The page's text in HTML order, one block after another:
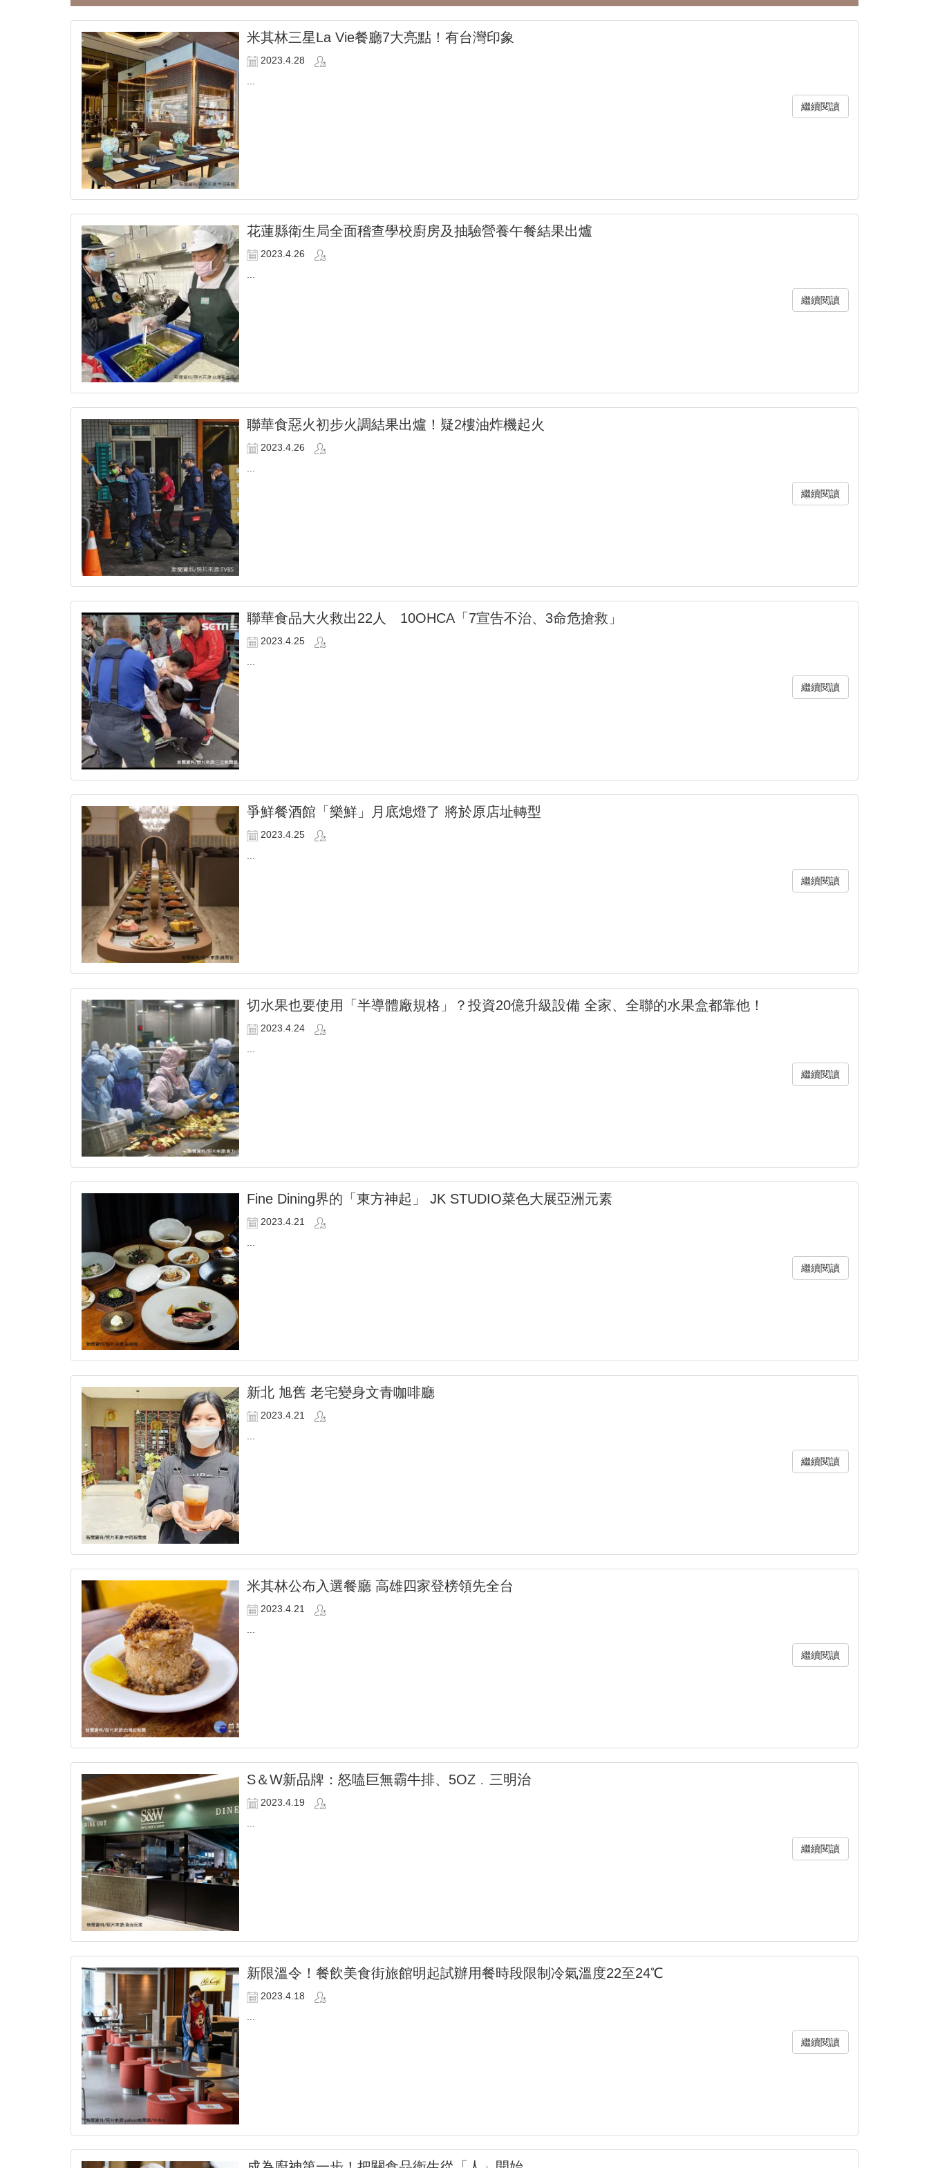
米其林三星La Vie餐廳7大亮點！有台灣印象
2023.4.28
...
繼續閱讀
花蓮縣衛生局全面稽查學校廚房及抽驗營養午餐結果出爐
2023.4.26
...
繼續閱讀
聯華食惡火初步火調結果出爐！疑2樓油炸機起火
2023.4.26
...
繼續閱讀
聯華食品大火救出22人 10OHCA「7宣告不治、3命危搶救」
2023.4.25
...
繼續閱讀
爭鮮餐酒館「樂鮮」月底熄燈了 將於原店址轉型
2023.4.25
...
繼續閱讀
切水果也要使用「半導體廠規格」？投資20億升級設備 全家、全聯的水果盒都靠他！
2023.4.24
...
繼續閱讀
Fine Dining界的「東方神起」 JK STUDIO菜色大展亞洲元素
2023.4.21
...
繼續閱讀
新北 旭舊 老宅變身文青咖啡廳
2023.4.21
...
繼續閱讀
米其林公布入選餐廳 高雄四家登榜領先全台
2023.4.21
...
繼續閱讀
S＆W新品牌：怒嗑巨無霸牛排、5OZ﹒三明治
2023.4.19
...
繼續閱讀
新限溫令！餐飲美食街旅館明起試辦用餐時段限制冷氣溫度22至24℃
2023.4.18
...
繼續閱讀